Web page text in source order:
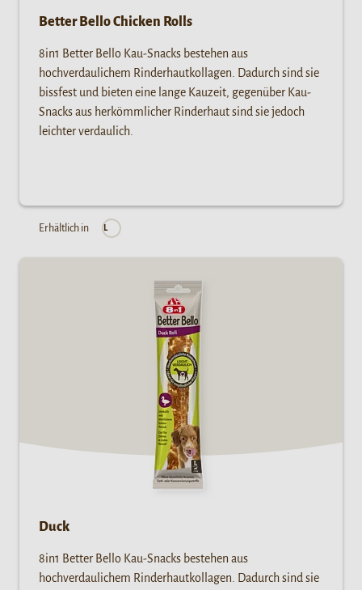
Better Bello Chicken Rolls
8in1 Better Bello Kau-Snacks bestehen aus
hochverdaulichem Rinderhautkollagen. Dadurch sind sie
bissfest und bieten eine lange Kauzeit, gegenüber Kau-
Snacks aus herkömmlicher Rinderhaut sind sie jedoch
leichter verdaulich.
Erhältlich in L
Duck
8in1 Better Bello Kau-Snacks bestehen aus
hochverdaulichem Rinderhautkollagen. Dadurch sind sie